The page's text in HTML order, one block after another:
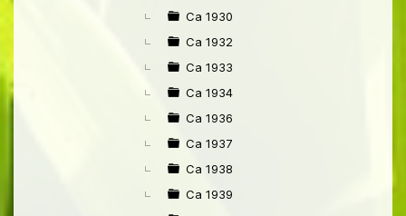
Ca 1930
Ca 1932
Ca 1933
Ca 1934
Ca 1936
Ca 1937
Ca 1938
Ca 1939